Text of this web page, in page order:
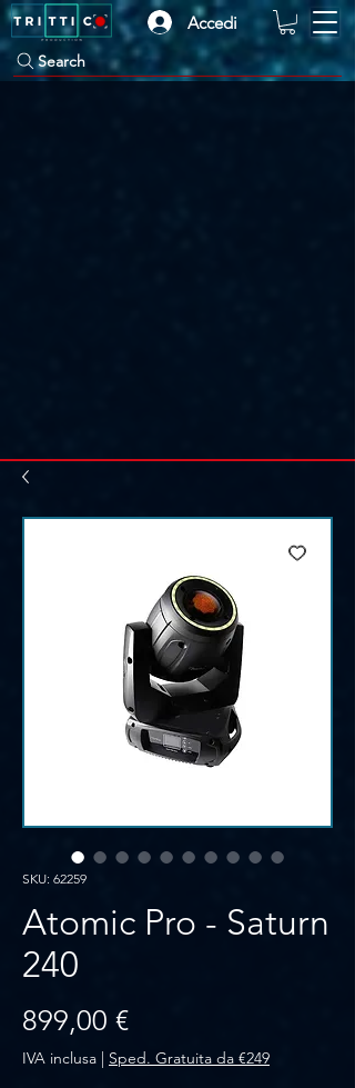
Accedi
Search
SKU: 62259
Atomic Pro - Saturn
240
899,00 €Prezzo
IVA inclusa | Sped. Gratuita da €249